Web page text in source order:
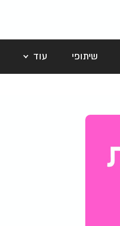
שיתופי
עוד